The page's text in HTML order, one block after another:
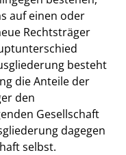
auf einen oder
Rechtsträger
besteht
die Anteile der
den
Gesellschaft
dagegen
selbst.